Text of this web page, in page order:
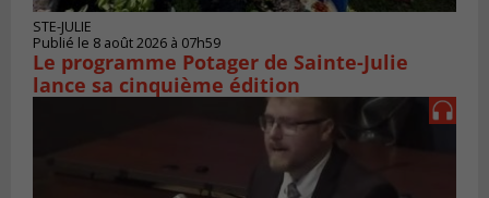
STE-JULIE
Publié le 8 août 2026 à 07h59
Le programme Potager de Sainte-Julie
lance sa cinquième édition